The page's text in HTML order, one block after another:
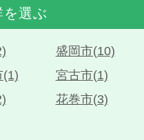
選ぶ
盛岡市(10)
(1)
宮古市(1)
花巻市(3)